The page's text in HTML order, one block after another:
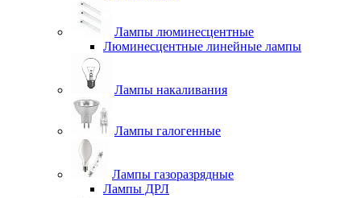
Лампы люминесцентные
Люминесцентные линейные лампы
Лампы накаливания
Лампы галогенные
Лампы газоразрядные
Лампы ДРЛ